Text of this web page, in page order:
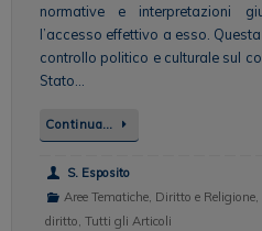
normative e interpretazioni
l’accesso effettivo a esso.
controllo politico e culturale sul
Stato…
Continua…
S. Esposito
Aree Tematiche, Diritto e Religione,
diritto, Tutti gli Articoli